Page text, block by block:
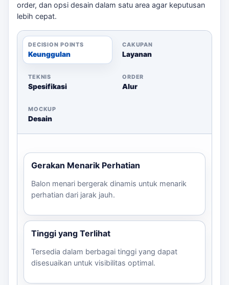
Sky Dancer
5 Meter
dan logo custom
Grand
dealer,
Sky Dancer
Karakter 6
Warna karakter
Dancer
Event
brief
dan logo custom
toko,
pada desain dan jumlah yang dipesan. Pastikan untuk
mengirimkan file desain logo dan brief untuk
mendapatkan hasil yang optimal.
Dengan berbagai pilihan yang kami tawarkan, Anda
dapat memilih balon yang sesuai dengan kebutuhan dan
anggaran Anda. Untuk informasi lebih lanjut, konsultasi
order, dan opsi desain dalam satu area agar keputusan
lebih cepat.
DECISION POINTS
Keunggulan
CAKUPAN
Layanan
TEKNIS
Spesifikasi
ORDER
Alur
MOCKUP
Desain
Gerakan Menarik Perhatian
Balon menari bergerak dinamis untuk menarik
perhatian dari jarak jauh.
Tinggi yang Terlihat
Tersedia dalam berbagai tinggi yang dapat
disesuaikan untuk visibilitas optimal.